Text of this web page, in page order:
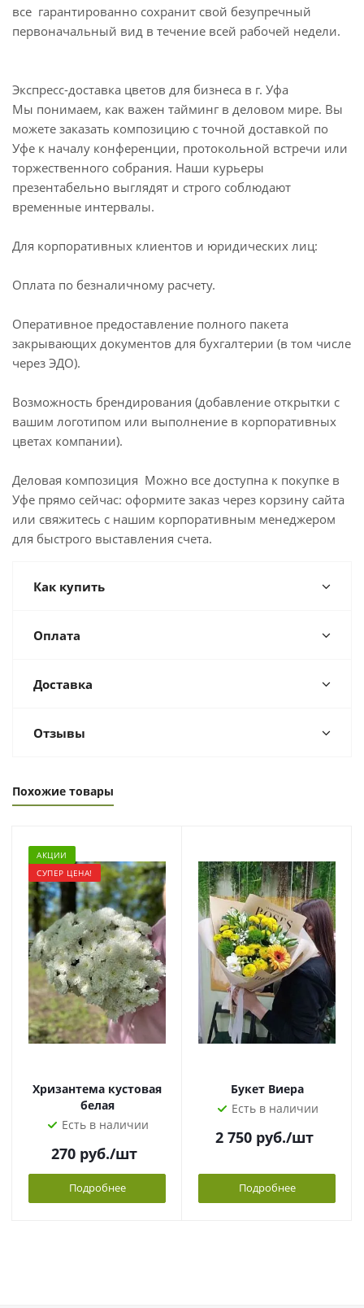
все гарантированно сохранит свой безупречный
первоначальный вид в течение всей рабочей недели.
Экспресс-доставка цветов для бизнеса в г. Уфа
Мы понимаем, как важен тайминг в деловом мире. Вы
можете заказать композицию с точной доставкой по
Уфе к началу конференции, протокольной встречи или
торжественного собрания. Наши курьеры
презентабельно выглядят и строго соблюдают
временные интервалы.
Для корпоративных клиентов и юридических лиц:
Оплата по безналичному расчету.
Оперативное предоставление полного пакета
закрывающих документов для бухгалтерии (в том числе
через ЭДО).
Возможность брендирования (добавление открытки с
вашим логотипом или выполнение в корпоративных
цветах компании).
Деловая композиция Можно все доступна к покупке в
Уфе прямо сейчас: оформите заказ через корзину сайта
или свяжитесь с нашим корпоративным менеджером
для быстрого выставления счета.
Как купить
Оплата
Доставка
Отзывы
Похожие товары
АКЦИИ
СУПЕР ЦЕНА!
Хризантема кустовая
белая
Есть в наличии
270 руб./шт
Подробнее
Букет Виера
Есть в наличии
2 750руб./шт
Подробнее